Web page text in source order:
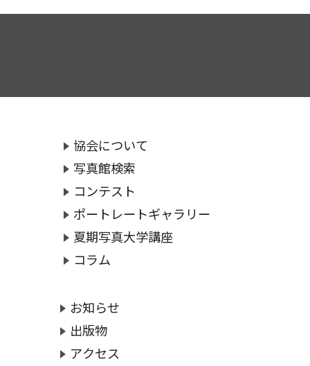
協会について
写真館検索
コンテスト
ポートレートギャラリー
夏期写真大学講座
コラム
お知らせ
出版物
アクセス